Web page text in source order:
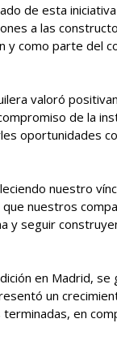
de esta
a las
y como parte del
valoró
de la
oportunidades
nuestro
nuestros
y seguir
en Madrid, se
un
en